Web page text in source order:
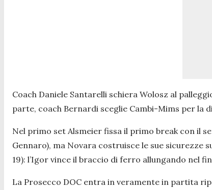
Coach Daniele Santarelli schiera Wolosz al
parte, coach Bernardi sceglie Cambi-Mims per la
Nel primo set Alsmeier fissa il primo break con il
Gennaro), ma Novara costruisce le sue sicurezze
19): l’Igor vince il braccio di ferro allungando nel
La Prosecco DOC entra in veramente in partita